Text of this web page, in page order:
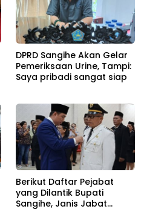
DPRD Sangihe Akan Gelar
Pemeriksaan Urine, Tampi:
Saya pribadi sangat siap
Berikut Daftar Pejabat
yang Dilantik Bupati
Sangihe, Janis Jabat